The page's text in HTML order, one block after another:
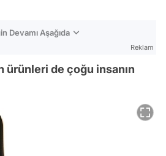
Devamı Aşağıda
Reklam
ürünleri de çoğu insanın